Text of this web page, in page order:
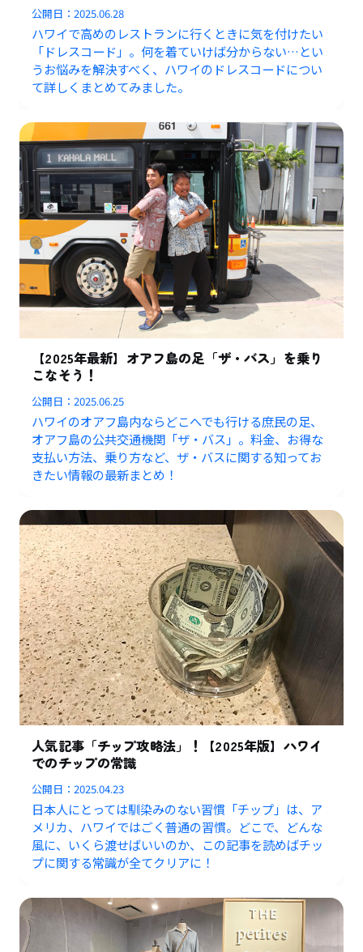
公開日：2025.06.28
ハワイで高めのレストランに行くときに気を付けたい
「ドレスコード」。何を着ていけば分からない…とい
うお悩みを解決すべく、ハワイのドレスコードについ
て詳しくまとめてみました。
【2025年最新】オアフ島の足「ザ・バス」を乗り
こなそう！
公開日：2025.06.25
ハワイのオアフ島内ならどこへでも行ける庶民の足、
オアフ島の公共交通機関「ザ・バス」。料金、お得な
支払い方法、乗り方など、ザ・バスに関する知ってお
きたい情報の最新まとめ！
人気記事「チップ攻略法」！【2025年版】ハワイ
でのチップの常識
公開日：2025.04.23
日本人にとっては馴染みのない習慣「チップ」は、ア
メリカ、ハワイではごく普通の習慣。どこで、どんな
風に、いくら渡せばいいのか、この記事を読めばチッ
プに関する常識が全てクリアに！